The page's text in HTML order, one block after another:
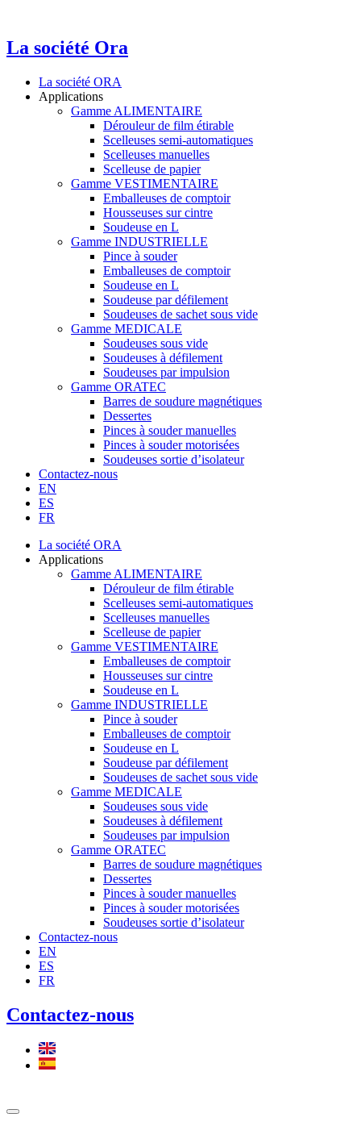
La société Ora
La société ORA
Applications
Gamme ALIMENTAIRE
Dérouleur de film étirable
Scelleuses semi-automatiques
Scelleuses manuelles
Scelleuse de papier
Gamme VESTIMENTAIRE
Emballeuses de comptoir
Housseuses sur cintre
Soudeuse en L
Gamme INDUSTRIELLE
Pince à souder
Emballeuses de comptoir
Soudeuse en L
Soudeuse par défilement
Soudeuses de sachet sous vide
Gamme MEDICALE
Soudeuses sous vide
Soudeuses à défilement
Soudeuses par impulsion
Gamme ORATEC
Barres de soudure magnétiques
Dessertes
Pinces à souder manuelles
Pinces à souder motorisées
Soudeuses sortie d’isolateur
Contactez-nous
EN
ES
FR
La société ORA
Applications
Gamme ALIMENTAIRE
Dérouleur de film étirable
Scelleuses semi-automatiques
Scelleuses manuelles
Scelleuse de papier
Gamme VESTIMENTAIRE
Emballeuses de comptoir
Housseuses sur cintre
Soudeuse en L
Gamme INDUSTRIELLE
Pince à souder
Emballeuses de comptoir
Soudeuse en L
Soudeuse par défilement
Soudeuses de sachet sous vide
Gamme MEDICALE
Soudeuses sous vide
Soudeuses à défilement
Soudeuses par impulsion
Gamme ORATEC
Barres de soudure magnétiques
Dessertes
Pinces à souder manuelles
Pinces à souder motorisées
Soudeuses sortie d’isolateur
Contactez-nous
EN
ES
FR
Contactez-nous